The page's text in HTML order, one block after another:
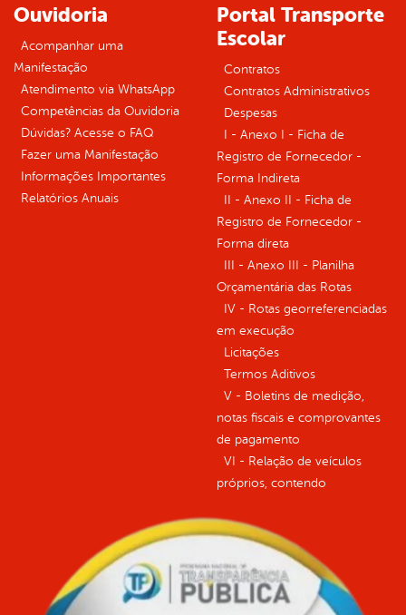
Ouvidoria
Acompanhar uma
Manifestação
Atendimento via WhatsApp
Competências da Ouvidoria
Dúvidas? Acesse o FAQ
Fazer uma Manifestação
Informações Importantes
Relatórios Anuais
Portal Transporte
Escolar
Contratos
Contratos Administrativos
Despesas
I - Anexo I - Ficha de
Registro de Fornecedor -
Forma Indireta
II - Anexo II - Ficha de
Registro de Fornecedor -
Forma direta
III - Anexo III - Planilha
Orçamentária das Rotas
IV - Rotas georreferenciadas
em execução
Licitações
Termos Aditivos
V - Boletins de medição,
notas fiscais e comprovantes
de pagamento
VI - Relação de veículos
próprios, contendo